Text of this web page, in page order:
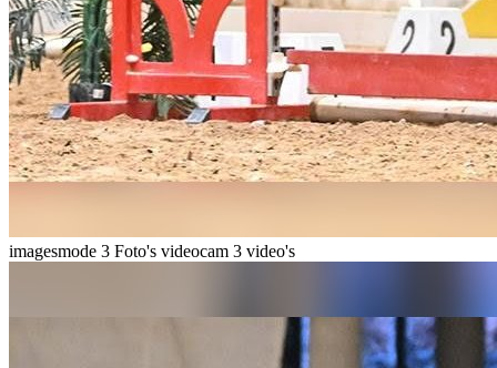
imagesmode 3 Foto's videocam 3 video's